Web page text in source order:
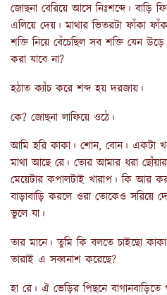
জোছনা বেরিয়ে আসে নিঃশব্দে। বাড়ি
এলিয়ে দেয়। মাথার ভিতরটা ফাঁকা
শক্তি নিয়ে বেঁচেছিল সব শক্তি যেন
করা যাবে না?
হঠাত ক্যাঁচ করে শব্দ হয় দরজায়।
কে? জোছনা লাফিয়ে ওঠে।
আমি হরি কাকা। শোন, বোন। একটা
মাথা আছে রে। তোর আমার ধরা
মেয়েটার কপালটাই খারাপ। কি আর
বাড়াবাড়ি করলে ওরা তোকেও সরিয়ে
ভুলে যা।
তার মানে। তুমি কি বলতে চাইছো
তারাই এ সব্বনাশ করেছে?
হা রে। ঐ ভেড়ির পিছনে